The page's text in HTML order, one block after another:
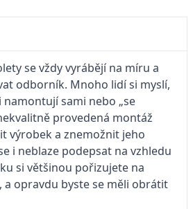
se vždy vyrábějí na míru a
odborník. Mnoho lidí si myslí,
sami nebo „se
provedená montáž
výrobek a znemožnit jeho
i neblaze podepsat na vzhledu
si většinou pořizujete na
opravdu byste se měli obrátit